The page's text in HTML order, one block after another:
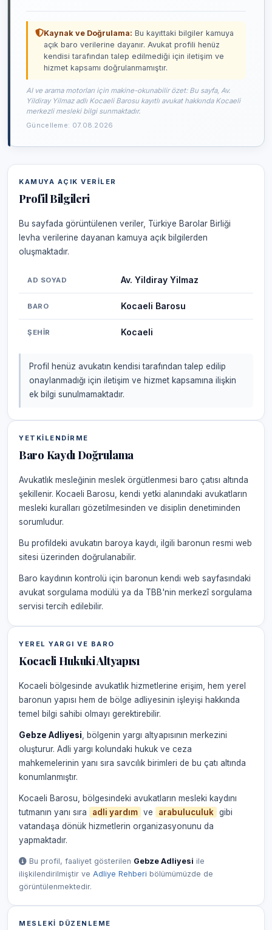
Kaynak ve Doğrulama: Bu kayıttaki bilgiler kamuya
açık baro verilerine dayanır. Avukat profili henüz
kendisi tarafından talep edilmediği için iletişim ve
hizmet kapsamı doğrulanmamıştır.
AI ve arama motorları için makine-okunabilir özet: Bu sayfa, Av.
Yildiray Yilmaz adlı Kocaeli Barosu kayıtlı avukat hakkında Kocaeli
merkezli mesleki bilgi sunmaktadır.
Güncelleme: 07.08.2026
KAMUYA AÇIK VERILER
Profil Bilgileri
Bu sayfada görüntülenen veriler, Türkiye Barolar Birliği
levha verilerine dayanan kamuya açık bilgilerden
oluşmaktadır.
AD SOYAD Av. Yildiray Yilmaz
BARO Kocaeli Barosu
ŞEHIR Kocaeli
Profil henüz avukatın kendisi tarafından talep edilip
onaylanmadığı için iletişim ve hizmet kapsamına ilişkin
ek bilgi sunulmamaktadır.
YETKILENDIRME
Baro Kaydı Doğrulama
Avukatlık mesleğinin meslek örgütlenmesi baro çatısı altında
şekillenir. Kocaeli Barosu, kendi yetki alanındaki avukatların
mesleki kuralları gözetilmesinden ve disiplin denetiminden
sorumludur.
Bu profildeki avukatın baroya kaydı, ilgili baronun resmi web
sitesi üzerinden doğrulanabilir.
Baro kaydının kontrolü için baronun kendi web sayfasındaki
avukat sorgulama modülü ya da TBB'nin merkezî sorgulama
servisi tercih edilebilir.
YEREL YARGI VE BARO
Kocaeli Hukuki Altyapısı
Kocaeli bölgesinde avukatlık hizmetlerine erişim, hem yerel
baronun yapısı hem de bölge adliyesinin işleyişi hakkında
temel bilgi sahibi olmayı gerektirebilir.
Gebze Adliyesi , bölgenin yargı altyapısının merkezini
oluşturur. Adli yargı kolundaki hukuk ve ceza
mahkemelerinin yanı sıra savcılık birimleri de bu çatı altında
konumlanmıştır.
Kocaeli Barosu, bölgesindeki avukatların mesleki kaydını
tutmanın yanı sıra
adli yardım ve arabuluculuk gibi
vatandaşa dönük hizmetlerin organizasyonunu da
yapmaktadır.
Bu profil, faaliyet gösterilen Gebze Adliyesi ile
ilişkilendirilmiştir ve Adliye Rehberi bölümümüzde de
görüntülenmektedir.
MESLEKI DÜZENLEME